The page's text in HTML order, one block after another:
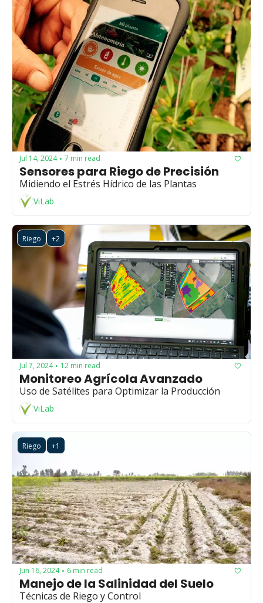
Jul 14, 2024 • 7 min read
Sensores para Riego de Precisión
Midiendo el Estrés Hídrico de las Plantas
ViLab
Riego +2
Jul 7, 2024 • 12 min read
Monitoreo Agrícola Avanzado
Uso de Satélites para Optimizar la Producción
ViLab
Riego +1
Jun 16, 2024 • 6 min read
Manejo de la Salinidad del Suelo
Técnicas de Riego y Control